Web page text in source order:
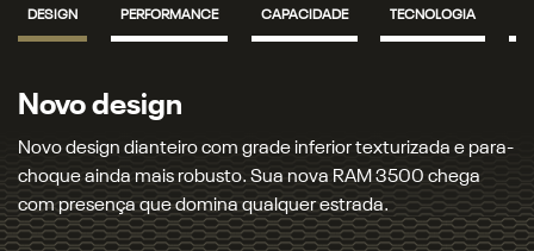
DESIGN PERFORMANCE CAPACIDADE TECNOLOGIA
Novos faróis
Novos faróis e lanternas full LED que iluminam seu
com precisão. Garanta mais segurança e um visual
marcante, seja de dia ou de noite.​